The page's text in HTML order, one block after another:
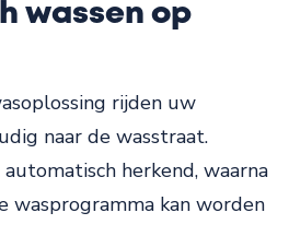
wassen op
rijden uw
naar de wasstraat.
herkend, waarna
wasprogramma kan worden